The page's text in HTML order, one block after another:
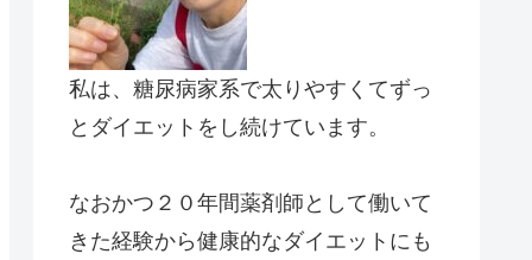
私は、糖尿病家系で太りやすくてずっ
とダイエットをし続けています。
なおかつ２０年間薬剤師として働いて
きた経験から健康的なダイエットにも